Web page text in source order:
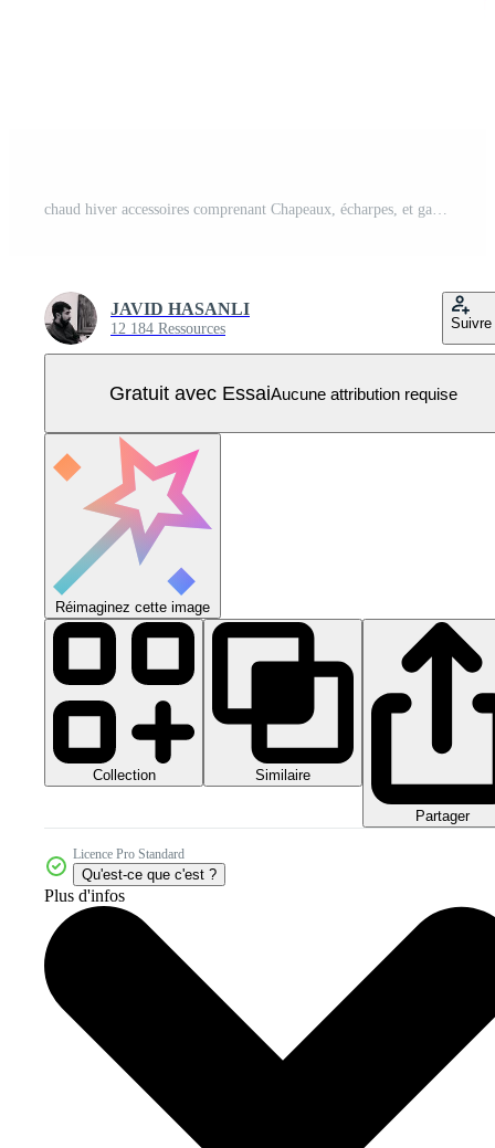
chaud hiver accessoires comprenant Chapeaux, écharpes, et gants dans riches saisonnier couleurs. doux, confortable textures parfait pour du froid temps. Vecteur Pro
JAVID HASANLI
12 184 Ressources Suivre
Gratuit avec EssaiAucune attribution requise
Réimaginez cette image
Collection Similaire
Partager
Licence Pro Standard
Qu'est-ce que c'est ?
Plus d'infos